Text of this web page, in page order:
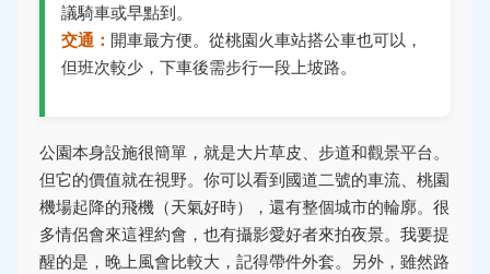
議騎車或早點到。
交通： 開車最方便。從桃園火車站搭公車也可以，
但班次較少，下車後需步行一段上坡路。
公園本身設施很簡單，就是大片草皮、步道和觀景平台。
但它的價值就在視野。你可以看到國道二號的車流、桃園
機場起降的飛機（天氣好時），還有整個城市的輪廓。很
多情侶會來這裡約會，也有攝影愛好者來拍夜景。我要提
醒的是，晚上風會比較大，記得帶件外套。另外，雖然路